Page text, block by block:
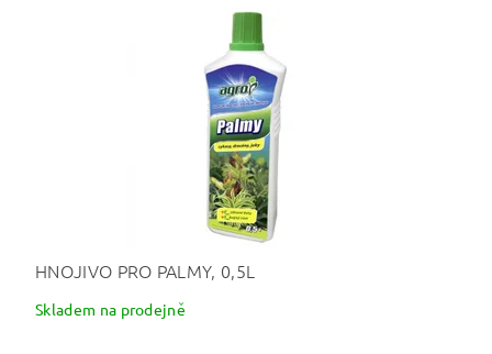
HNOJIVO PRO PALMY, 0,5L
Skladem na prodejně